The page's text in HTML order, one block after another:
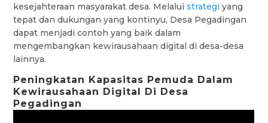
kesejahteraan masyarakat desa. Melaluistrategi yang
tepat dan dukungan yang kontinyu, Desa Pegadingan
dapat menjadi contoh yang baik dalam
mengembangkan kewirausahaan digital di desa-desa
lainnya.
Peningkatan Kapasitas Pemuda Dalam
Kewirausahaan Digital Di Desa
Pegadingan